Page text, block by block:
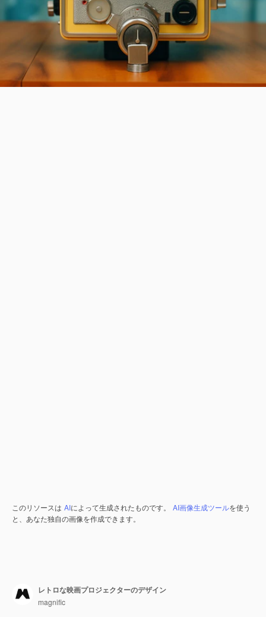
このリソースは AIによって生成されたものです。 AI画像生成ツールを使う
と、あなた独自の画像を作成できます。
レトロな映画プロジェクターのデザイン
magnific